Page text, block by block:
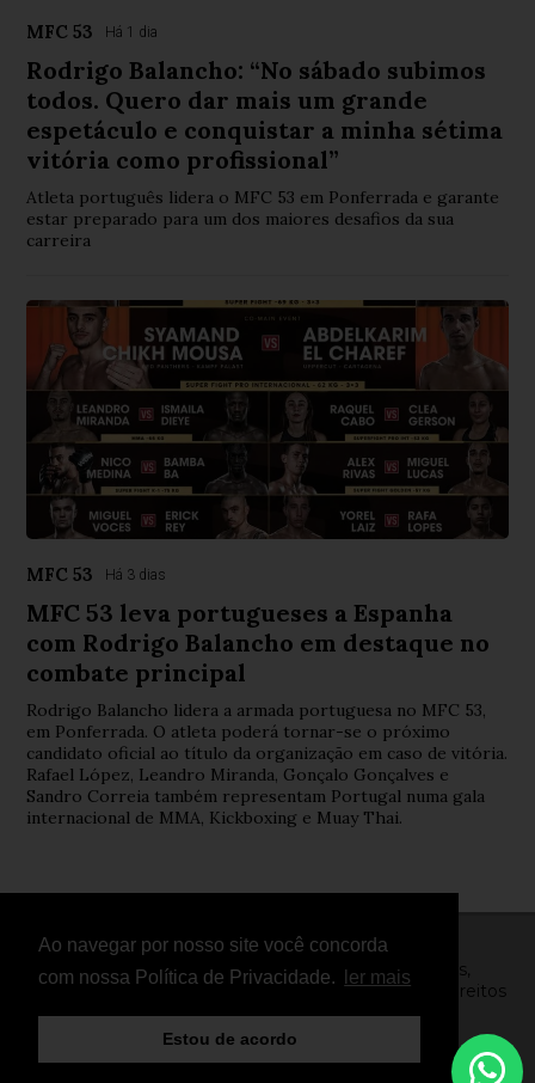
Ao navegar por nosso site você concorda
com nossa Política de Privacidade.
ler mais
Estou de acordo
MFC 53 Há 1 dia
Rodrigo Balancho: “No sábado subimos
todos. Quero dar mais um grande
espetáculo e conquistar a minha sétima
vitória como profissional”
Atleta português lidera o MFC 53 em Ponferrada e garante
estar preparado para um dos maiores desafios da sua
carreira
MFC 53 Há 3 dias
MFC 53 leva portugueses a Espanha
com Rodrigo Balancho em destaque no
combate principal
Rodrigo Balancho lidera a armada portuguesa no MFC 53,
em Ponferrada. O atleta poderá tornar-se o próximo
candidato oficial ao título da organização em caso de vitória.
Rafael López, Leandro Miranda, Gonçalo Gonçalves e
Sandro Correia também representam Portugal numa gala
internacional de MMA, Kickboxing e Muay Thai.
© Copyright 2026 - FightNews - Atletas, Equipas,
Eventos, Notícias, Vídeos e Entrevistas - Todos os direitos
reservados